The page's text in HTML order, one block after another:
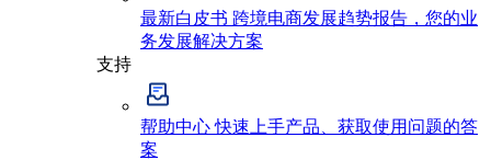
最新白皮书 跨境电商发展趋势报告，您的业
务发展解决方案
支持
帮助中心快速上手产品、获取使用问题的答
案